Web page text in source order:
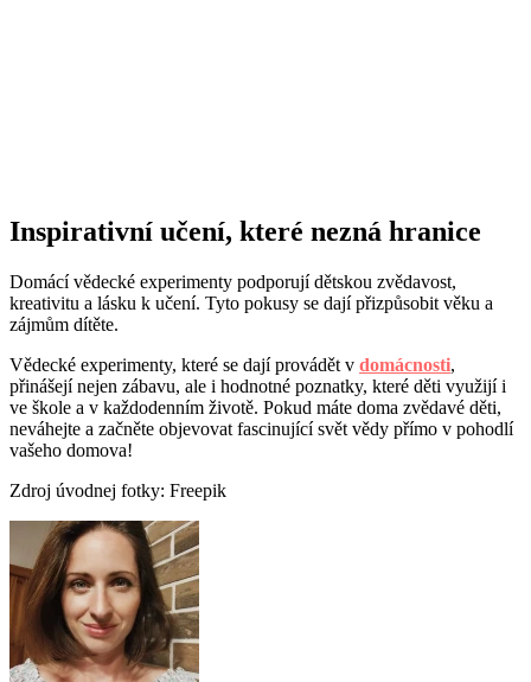
Inspirativní učení, které nezná hranice
Domácí vědecké experimenty podporují dětskou zvědavost,
kreativitu a lásku k učení. Tyto pokusy se dají přizpůsobit věku a
zájmům dítěte.
Vědecké experimenty, které se dají provádět v domácnosti,
přinášejí nejen zábavu, ale i hodnotné poznatky, které děti využijí i
ve škole a v každodenním životě. Pokud máte doma zvědavé děti,
neváhejte a začněte objevovat fascinující svět vědy přímo v pohodlí
vašeho domova!
Zdroj úvodnej fotky: Freepik